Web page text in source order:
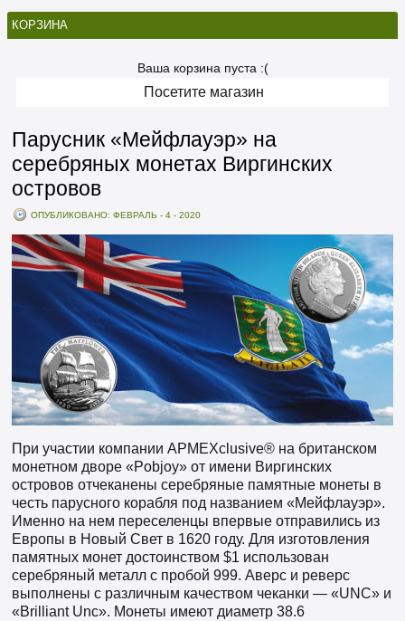
КОРЗИНА
Ваша корзина пуста :(
Посетите магазин
Парусник «Мейфлауэр» на
серебряных монетах Виргинских
островов
ОПУБЛИКОВАНО: ФЕВРАЛЬ - 4 - 2020
При участии компании APMEXclusive® на британском
монетном дворе «Pobjoy» от имени Виргинских
островов отчеканены серебряные памятные монеты в
честь парусного корабля под названием «Мейфлауэр».
Именно на нем переселенцы впервые отправились из
Европы в Новый Свет в 1620 году. Для изготовления
памятных монет достоинством $1 использован
серебряный металл с пробой 999. Аверс и реверс
выполнены с различным качеством чеканки — «UNC» и
«Brilliant Unc». Монеты имеют диаметр 38.6